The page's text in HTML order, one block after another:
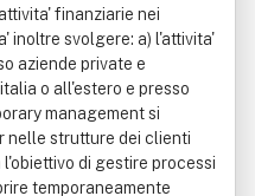
finanziarie nei
inoltre svolgere: a) l'attivita'
aziende private e
o all'estero e presso
management si
nelle strutture dei clienti
di gestire processi
temporaneamente